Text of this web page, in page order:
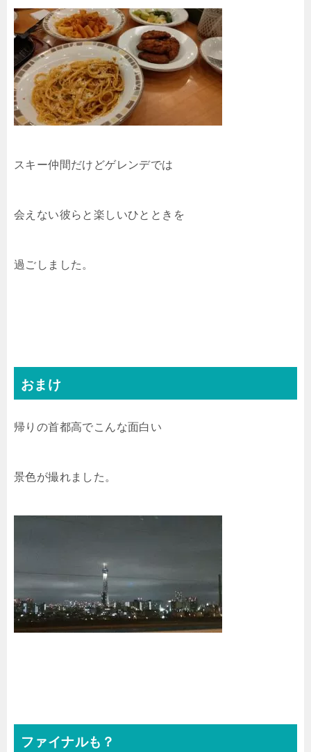
スキー仲間だけどゲレンデでは
会えない彼らと楽しいひとときを
過ごしました。
おまけ
帰りの首都高でこんな面白い
景色が撮れました。
ファイナルも？